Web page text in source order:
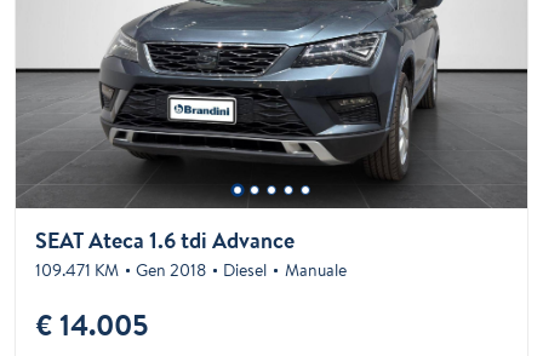
SEAT Ateca 1.6 tdi Advance
109.471 KM Gen 2018 Diesel Manuale
€ 14.005